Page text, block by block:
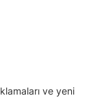
ve yeni